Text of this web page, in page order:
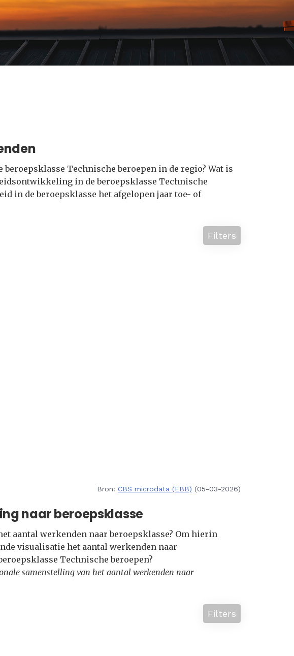
Technische beroepen in de regio? Wat is
in de beroepsklasse Technische
in de beroepsklasse het afgelopen jaar toe- of
Filters
Bron: CBS microdata (EBB) (05-03-2026)
naar beroepsklasse
aantal werkenden naar beroepsklasse? Om hierin
visualisatie het aantal werkenden naar
Technische beroepen?
samenstelling van het aantal werkenden naar
Filters